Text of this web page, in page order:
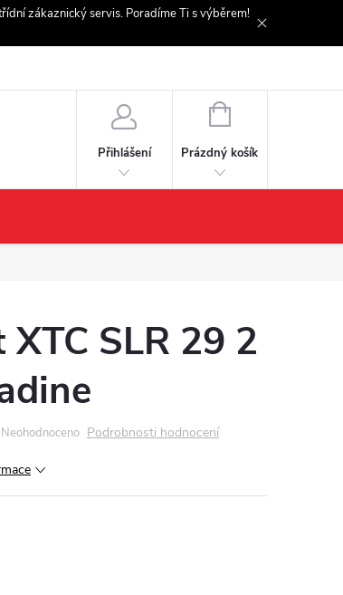
zákaznický servis. Poradíme Ti s výběrem!
Přihlášení
NÁKUPNÍ
Prázdný košík
XTC SLR 29 2
Neohodnoceno Podrobnosti hodnocení